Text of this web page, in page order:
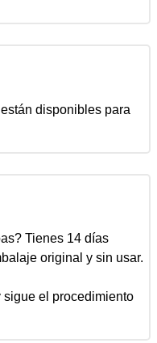
disponibles para
Tienes 14 días
original y sin usar.
el procedimiento